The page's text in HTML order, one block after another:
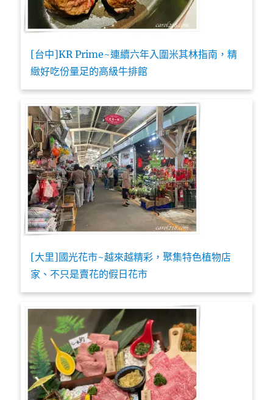
[台中]KR Prime~連續六年入圍米其林指南，精
緻好吃份量足的高級牛排館
[大里]國光花市~越來越精彩，聚集特色植物店
家、不只是賣花的假日花市